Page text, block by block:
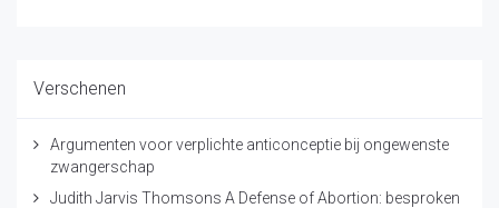
Verschenen
Argumenten voor verplichte anticonceptie bij ongewenste
zwangerschap
Judith Jarvis Thomsons A Defense of Abortion: besproken